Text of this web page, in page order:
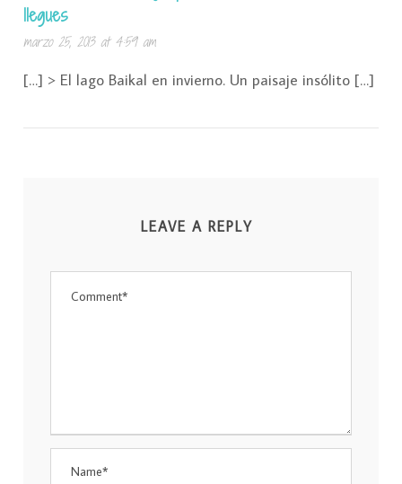
llegues
marzo 25, 2013 at 4:59 am
[…] > El lago Baikal en invierno. Un paisaje insólito […]
LEAVE A REPLY